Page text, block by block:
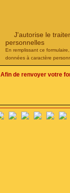
J'autorise le
personnelles
En remplissant ce
données à caractère
Afin de renvoyer votre